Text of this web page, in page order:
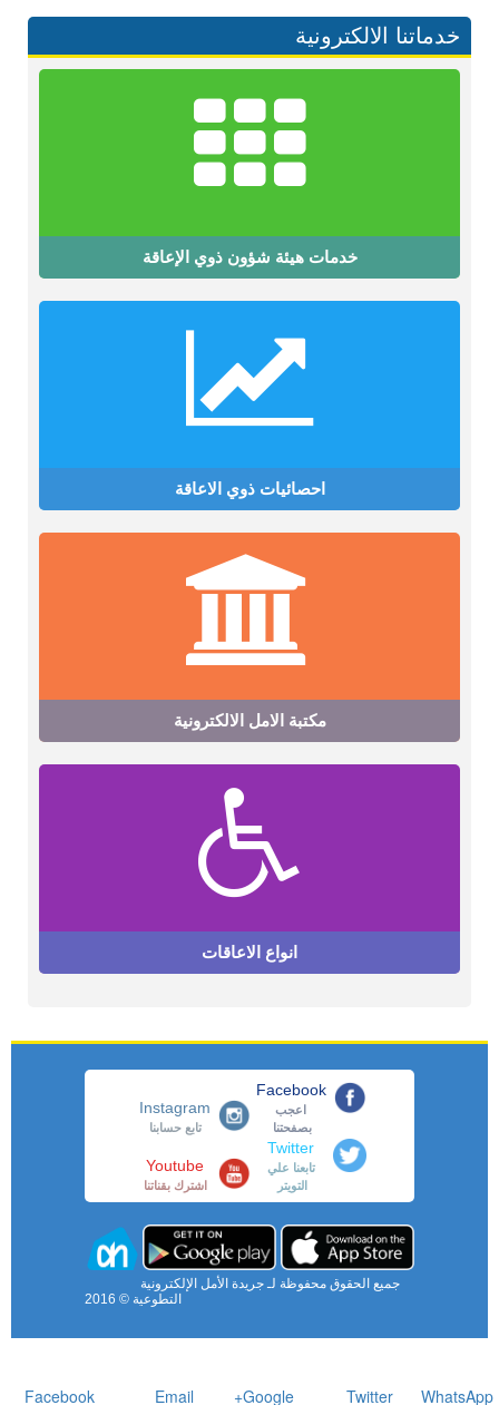
WhatsApp
Twitter
Google+
Email
Facebook
خدماتنا الالكترونية
خدمات هيئة شؤون ذوي الإعاقة
احصائيات ذوي الاعاقة
مكتبة الامل الالكترونية
انواع الاعاقات
Facebook
اعجب
بصفحتنا
Instagram
تابع حسابنا
Twitter
تابعنا علي
التويتر
Youtube
اشترك بقناتنا
جميع الحقوق محفوظة لـ جريدة الأمل الإلكترونية
التطوعية © 2016